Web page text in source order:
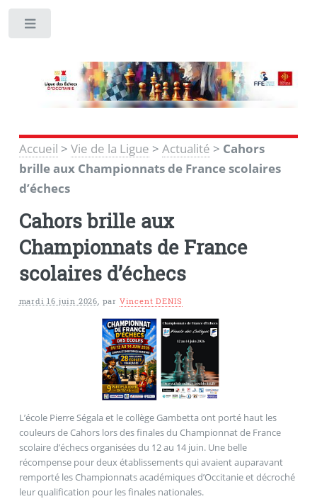
Accueil > Vie de la Ligue > Actualité > Cahors
brille aux Championnats de France scolaires
d’échecs
Cahors brille aux
Championnats de France
scolaires d’échecs
mardi 16 juin 2026, par Vincent DENIS
L’école Pierre Ségala et le collège Gambetta ont porté haut les
couleurs de Cahors lors des finales du Championnat de France
scolaire d’échecs organisées du 12 au 14 juin. Une belle
récompense pour deux établissements qui avaient auparavant
remporté les Championnats académiques d’Occitanie et décroché
leur qualification pour les finales nationales.